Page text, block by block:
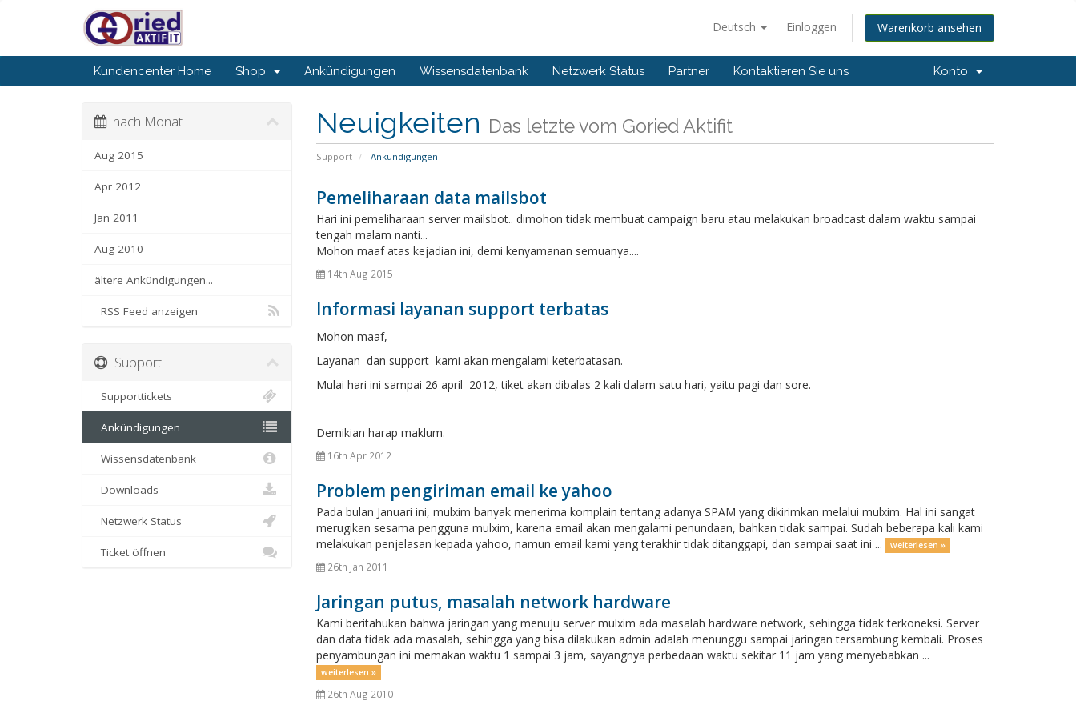
Deutsch Einloggen Warenkorb ansehen
Kundencenter Home Shop Ankündigungen Wissensdatenbank Netzwerk Status Partner Kontaktieren Sie uns Konto
Neuigkeiten Das letzte vom Goried Aktifit
Support Ankündigungen
nach Monat
Aug 2015
Apr 2012
Jan 2011
Aug 2010
ältere Ankündigungen...
RSS Feed anzeigen
Pemeliharaan data mailsbot
Hari ini pemeliharaan server mailsbot.. dimohon tidak membuat campaign baru atau melakukan broadcast dalam waktu sampai
tengah malam nanti...
Mohon maaf atas kejadian ini, demi kenyamanan semuanya....
14th Aug 2015
Informasi layanan support terbatas
Mohon maaf,
Layanan dan support kami akan mengalami keterbatasan.
Mulai hari ini sampai 26 april 2012, tiket akan dibalas 2 kali dalam satu hari, yaitu pagi dan sore.
Demikian harap maklum.
16th Apr 2012
Problem pengiriman email ke yahoo
Pada bulan Januari ini, mulxim banyak menerima komplain tentang adanya SPAM yang dikirimkan melalui mulxim. Hal ini sangat
merugikan sesama pengguna mulxim, karena email akan mengalami penundaan, bahkan tidak sampai. Sudah beberapa kali kami
melakukan penjelasan kepada yahoo, namun email kami yang terakhir tidak ditanggapi, dan sampai saat ini ...
weiterlesen »
26th Jan 2011
Jaringan putus, masalah network hardware
Kami beritahukan bahwa jaringan yang menuju server mulxim ada masalah hardware network, sehingga tidak terkoneksi. Server
dan data tidak ada masalah, sehingga yang bisa dilakukan admin adalah menunggu sampai jaringan tersambung kembali. Proses
penyambungan ini memakan waktu 1 sampai 3 jam, sayangnya perbedaan waktu sekitar 11 jam yang menyebabkan ...
weiterlesen »
26th Aug 2010
Support
Supporttickets
Ankündigungen
Wissensdatenbank
Downloads
Netzwerk Status
Ticket öffnen